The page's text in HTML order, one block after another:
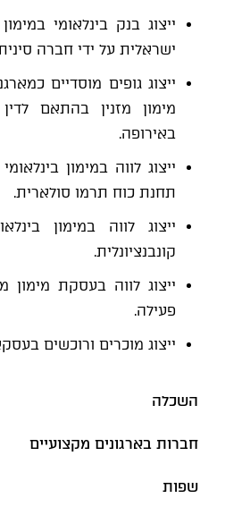
ייצוג בנק בינלאומי
ישראלית על ידי חברה
ייצוג גופים מוסדיים
מימון מזנין בהתאם
באירופה.
תחנת כוח תרמו סולארית.
ייצוג לווה במימון
קונבנציונלית.
ייצוג לווה בעסקת מימון
פעילה.
ייצוג מוכרים ורוכשים
השכלה
חברות בארגונים מקצועיים
שפות